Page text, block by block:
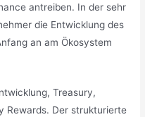
antreiben. In der sehr
die Entwicklung des
an am Ökosystem
Treasury,
Rewards. Der strukturierte